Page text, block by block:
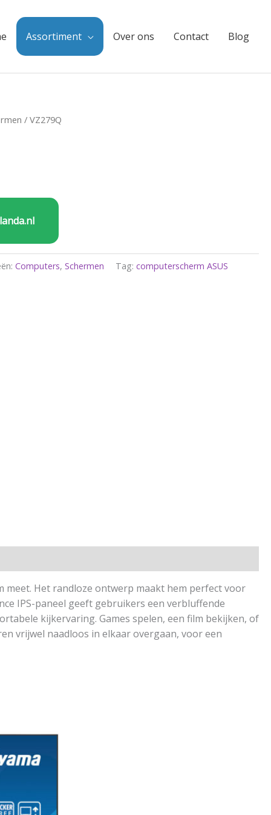
Assortiment Over ons Contact Blog
/ VZ279Q
Computers,Schermen Tag:computerscherm ASUS
meet. Het randloze ontwerp maakt hem perfect voor
IPS-paneel geeft gebruikers een verbluffende
kijkervaring. Games spelen, een film bekijken, of
vrijwel naadloos in elkaar overgaan, voor een